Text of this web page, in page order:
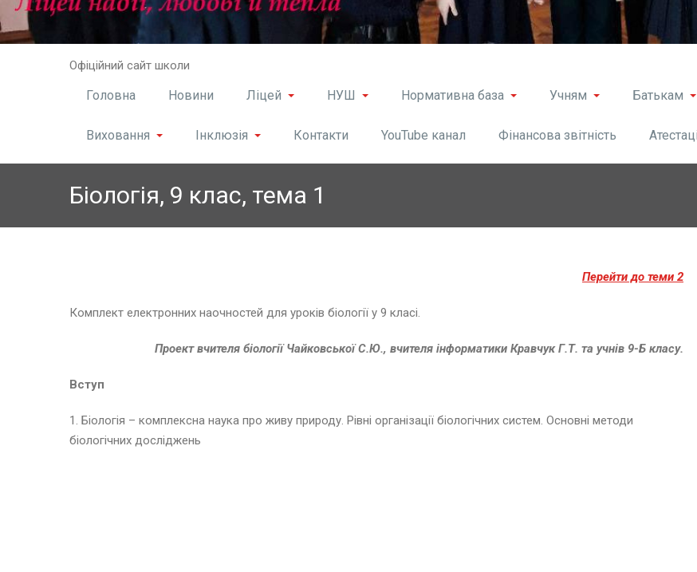
Офіційний сайт школи
Головна Новини Ліцей НУШ Нормативна база Учням Батькам
Виховання Інклюзія Контакти YouTube канал Фінансова звітність
Біологія, 9 клас, тема 1
Перейти до теми 2
Комплект електронних наочностей для уроків біології у 9 класі.
Проект вчителя біології Чайковської С.Ю., вчителя інформатики Кравчук Г.Т. та учнів 9-Б класу.
Вступ
1. Біологія – комплексна наука про живу природу. Рівні організації біологічних систем. Основні методи
біологічних досліджень